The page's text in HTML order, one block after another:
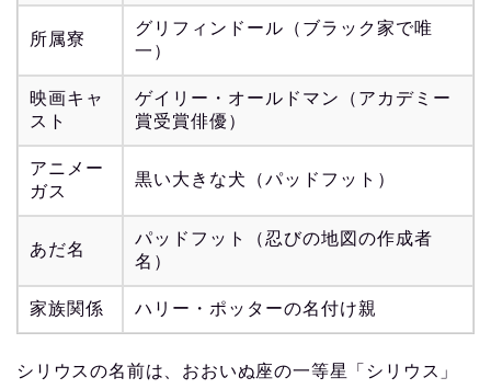
所属寮
グリフィンドール（ブラック家で唯
一）
映画キャ
スト
ゲイリー・オールドマン（アカデミー
賞受賞俳優）
アニメー
ガス
黒い大きな犬（パッドフット）
あだ名
パッドフット（忍びの地図の作成者
名）
家族関係 ハリー・ポッターの名付け親
シリウスの名前は、おおいぬ座の一等星「シリウス」